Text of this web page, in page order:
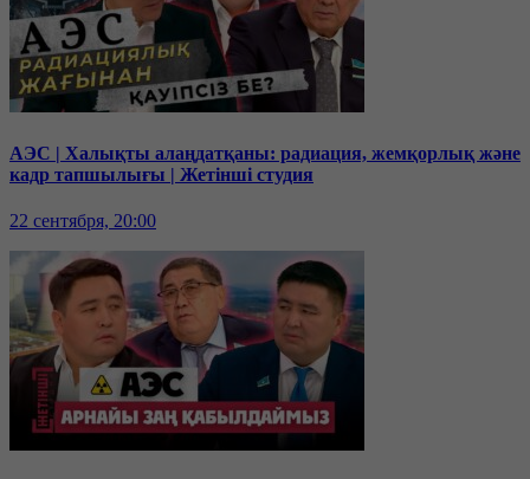
АЭС | Халықты алаңдатқаны: радиация, жемқорлық және
кадр тапшылығы | Жетінші студия
22 сентября, 20:00